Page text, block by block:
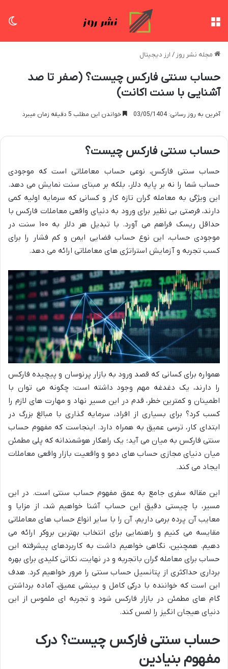
مجله نشر روز / ارز دیجیتال
حساب سنتی فارکس چیست؟ (صفر تا صد
آشنایی با سنت اکانت)
آخرین به روز رسانی: 03/05/1404 خواندن این مطلب 5 دقیقه زمان میبرد
حساب سنتی فارکس چیست؟
حساب سنتی فارکس، نوعی حساب معاملاتی است که موجودی
حساب شما را نه بر پایه دلار، بلکه بر مبنای سنت نمایش می دهد.
این ویژگی به معامله گران تازه کار و کسانی که سرمایه اولیه کمی
دارند، فرصتی بی نظیر برای ورود به دنیای واقعی معاملات فارکس با
حداقل ریسک فراهم می آورد. با تبدیل هر دلار به ۱۰۰ سنت در
موجودی حساب، این نوع حساب فضایی ایمن و کم فشار را برای
کسب تجربه و آزمایش استراتژی های معاملاتی ارائه می دهد.
همواره برای کسانی که قصد ورود به بازار پرنوسان و پیچیده فارکس
را دارند، یک دغدغه مهم وجود داشته است: چگونه می توان با
اطمینان و کمترین خطر، قدم در این مسیر نهاد و مهارت های لازم را
کسب کرد؟ برای بسیاری از افراد، سرمایه گذاری با مبالغ بزرگ در
ابتدای کار، ترسی عمیق به همراه دارد. اینجاست که مفهوم حساب
سنتی فارکس به میان می آید؛ یک راهکار هوشمندانه که پلی مطمئن
میان دنیای مجازی حساب های دمو و واقعیت بازار واقعی معاملات
ایجاد می کند.
این مقاله سفری جامع به عمق مفهوم حساب سنتی است. در این
مسیر، با چیستی دقیق این حساب آشنا خواهیم شد، از مزایا و
معایب آن پرده برمی داریم، آن را با سایر انواع حساب های معاملاتی
مقایسه می کنیم و راهنمایی برای انتخاب بهترین بروکر ارائه می
دهیم. همچنین، نگاهی خواهیم داشت به کاربردهای پیشرفته این
حساب برای معامله گران باتجربه و در نهایت، نکاتی کلیدی برای بهره
برداری حداکثری از پتانسیل حساب سنتی را مرور خواهیم کرد. هدف
این است که خواننده با درکی کامل و بینشی عمیق، آماده برداشتن
گام های مطمئن در بازار فارکس شود و تجربه ای ملموس از این
دنیای هیجان انگیز را لمس کند.
حساب سنتی فارکس چیست؟ درک
مفهوم بنیادین